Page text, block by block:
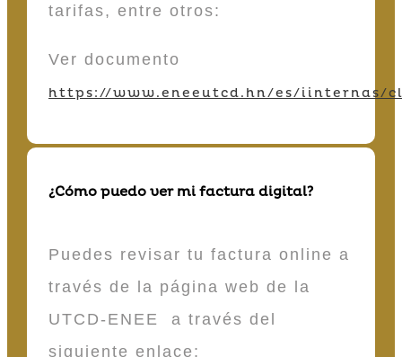
tarifas, entre otros:
Ver documento
https://www.eneeutcd.hn/es/iinternas/
¿Cómo puedo ver mi factura digital?
Puedes revisar tu factura online a
través de la página web de la
UTCD-ENEE a través del
siguiente enlace: